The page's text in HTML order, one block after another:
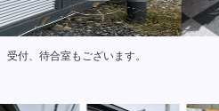
受付、待合室もございます。